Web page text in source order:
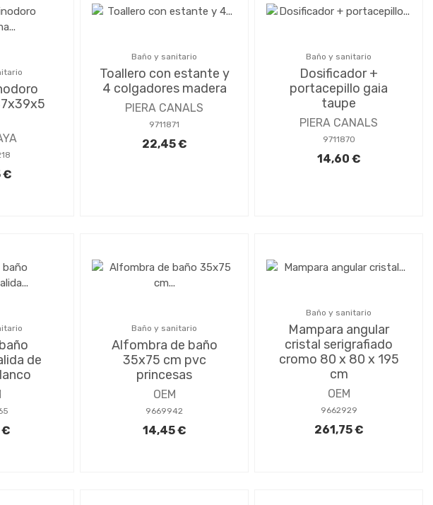
€
Baño y sanitario
Toallero con estante y
4 colgadores madera
PIERA CANALS
9711871
22,45 €
Baño y sanitario
Dosificador +
portacepillo gaia
taupe
PIERA CANALS
9711870
14,60 €
de
€
Baño y sanitario
Alfombra de baño
35x75 cm pvc
princesas
OEM
9669942
14,45 €
Baño y sanitario
Mampara angular
cristal serigrafiado
cromo 80 x 80 x 195
cm
OEM
9662929
261,75 €